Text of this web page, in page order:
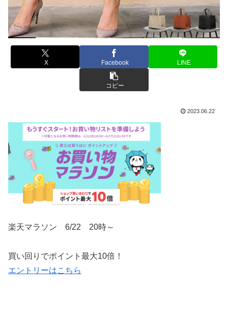
X Facebook LINE
コピー
2023.06.22
楽天マラソン 6/22 20時～
買い回りでポイント最大10倍！
エントリーはこちら